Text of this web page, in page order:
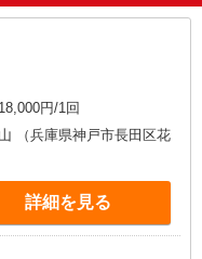
円/1回
（兵庫県神戸市長田区花
詳細を見る